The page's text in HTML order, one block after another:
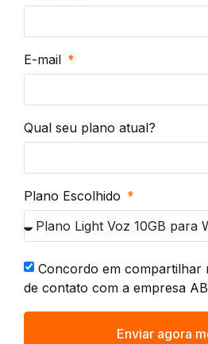
E-mail
Qual seu plano atual?
Plano Escolhido
Concordo em compartilhar
de contato com a empresa
Enviar agora